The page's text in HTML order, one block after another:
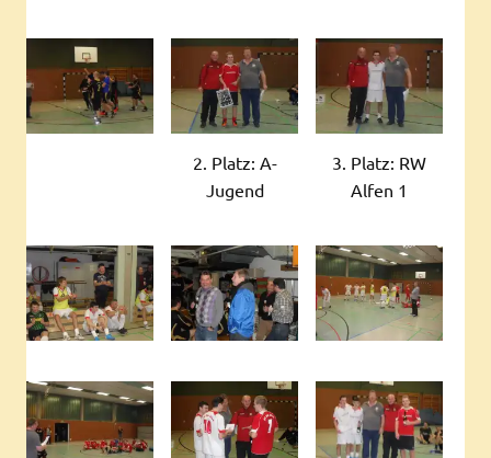
2. Platz: A-
Jugend
3. Platz: RW
Alfen 1